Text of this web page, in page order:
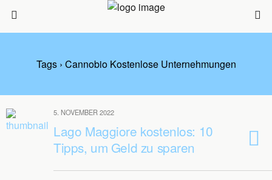
Tags › Cannobio Kostenlose Unternehmungen
5. NOVEMBER 2022
Lago Maggiore kostenlos: 10
Tipps, um Geld zu sparen